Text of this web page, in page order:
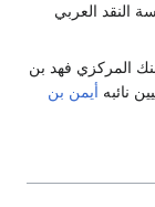
النقد العربي
المركزي فهد بن
نائبه أيمن بن